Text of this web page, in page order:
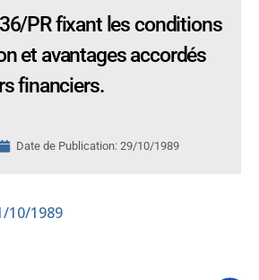
PR fixant les conditions
et avantages accordés
financiers.
Date de Publication: 29/10/1989
10/1989